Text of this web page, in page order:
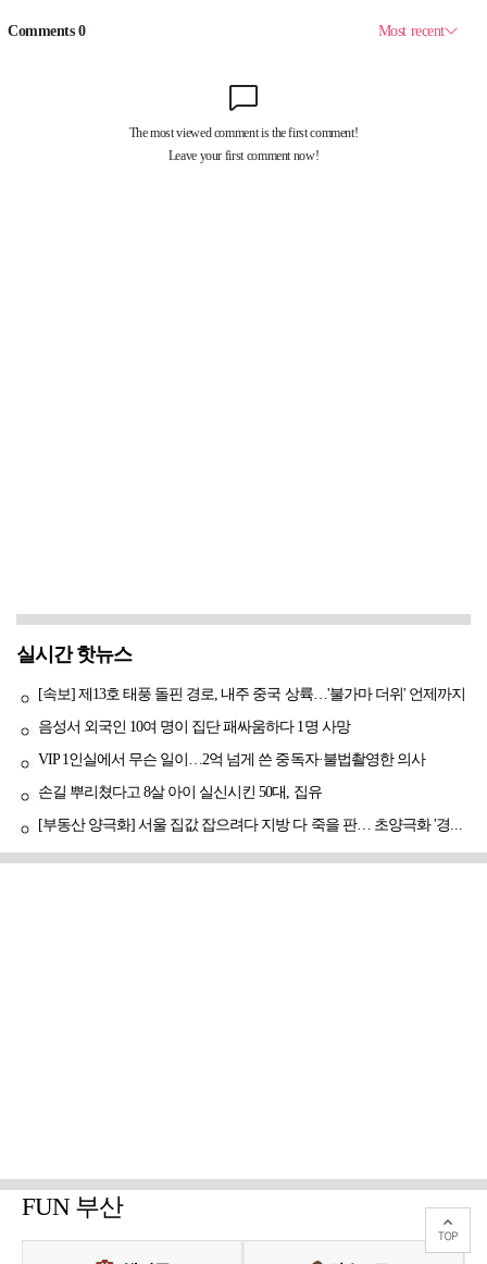
실시간 핫뉴스
[속보] 제13호 태풍 돌핀 경로, 내주 중국 상륙…'불가마 더위' 언제까지
음성서 외국인 10여 명이 집단 패싸움하다 1명 사망
VIP 1인실에서 무슨 일이…2억 넘게 쓴 중독자·불법촬영한 의사
손길 뿌리쳤다고 8살 아이 실신시킨 50대, 집유
[부동산 양극화] 서울 집값 잡으려다 지방 다 죽을 판… 초양극화 '경고등'
FUN 부산